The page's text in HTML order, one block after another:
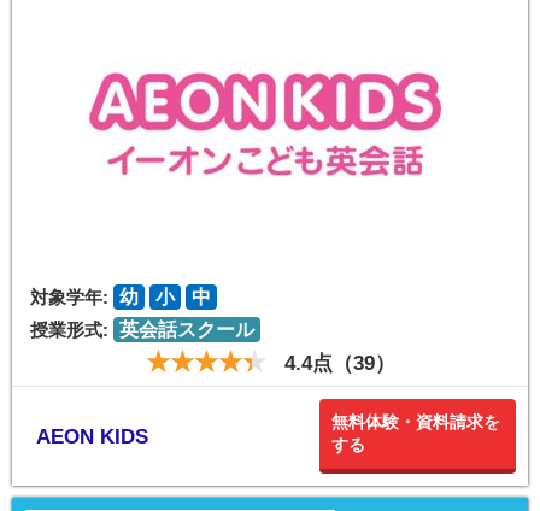
対象学年: 幼 小
中
授業形式: 英会話スクール
4.4点（39）
AEON KIDS
無料体験・資料請求を
する